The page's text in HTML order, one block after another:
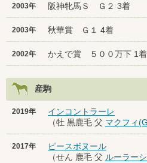
2003年 阪神牝馬Ｓ Ｇ２ 3着
2003年 秋華賞 Ｇ１ 4着
2002年 かえで賞 ５００万下 1着
産駒
2019年
インコントラーレ
（牡 黒鹿毛 父 マクフィ
2017年
ピースボヌール
（せん 鹿毛 父 ルーラー